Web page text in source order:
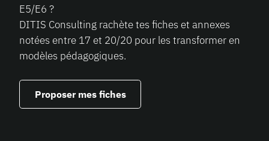
E5/E6 ?
DITIS Consulting rachète tes fiches et annexes
notées entre 17 et 20/20 pour les transformer en
modèles pédagogiques.
Proposer mes fiches